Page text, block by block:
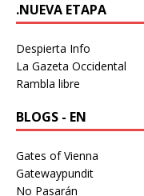
.NUEVA ETAPA
Despierta Info
La Gazeta Occidental
Rambla libre
BLOGS - EN
Gates of Vienna
Gatewaypundit
No Pasarán